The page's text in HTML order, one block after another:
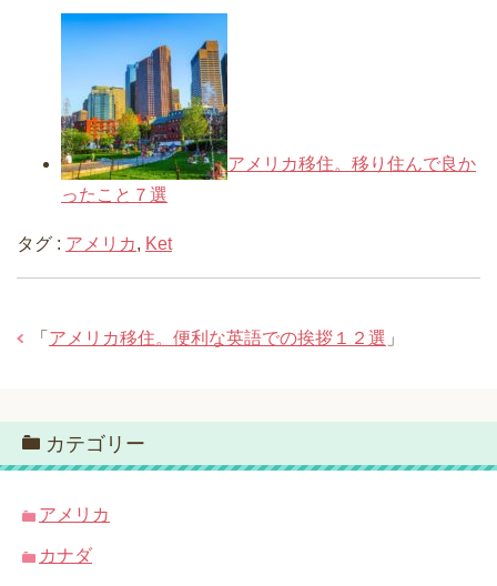
アメリカ移住。移り住んで良か
ったこと７選
タグ : アメリカ, Ket
「 アメリカ移住。便利な英語での挨拶１２選 」
カテゴリー
アメリカ
カナダ